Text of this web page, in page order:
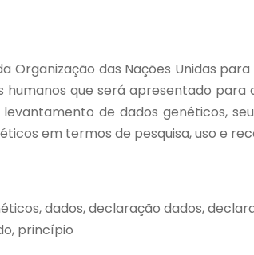
Organização das Nações Unidas
que será apresentado
de dados genéticos,
em termos de pesquisa, uso e
dados, declaração dados,
princípio